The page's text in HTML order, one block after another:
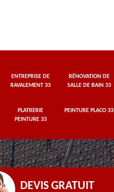
ENTREPRISE DE
RAVALEMENT 33
RÉNOVATION DE
SALLE DE BAIN 33
PLATRERIE
PEINTURE 33
PEINTURE PLACO 33
DEVIS GRATUIT